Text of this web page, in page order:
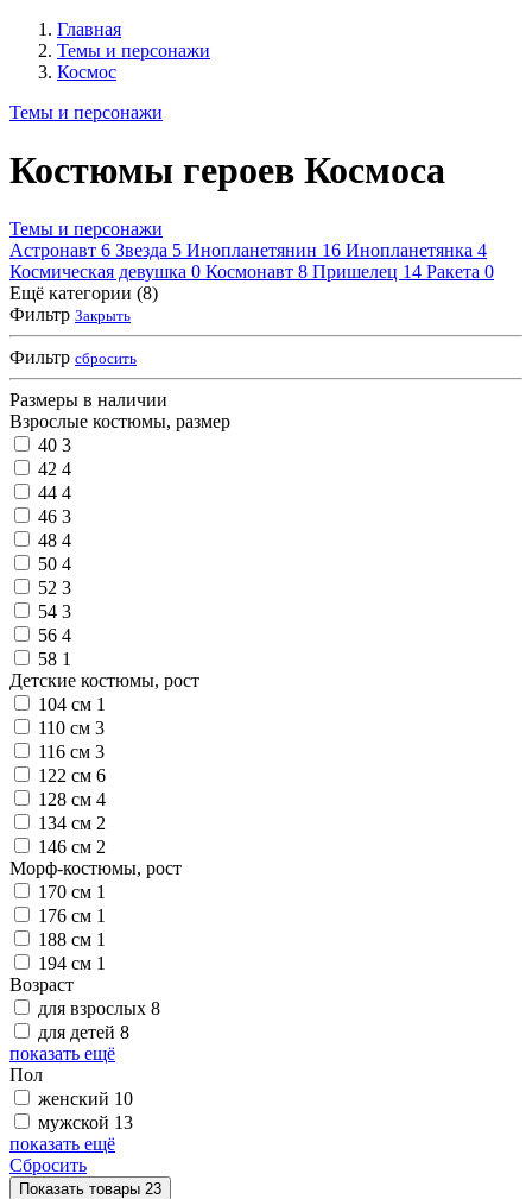
Главная
Темы и персонажи
Космос
Темы и персонажи
Костюмы героев Космоса
Темы и персонажи
Астронавт 6 Звезда 5 Инопланетянин 16 Инопланетянка 4
Космическая девушка 0 Космонавт 8 Пришелец 14 Ракета 0
Ещё категории (8)
Фильтр Закрыть
Фильтр сбросить
Размеры в наличии
Взрослые костюмы, размер
40 3
42 4
44 4
46 3
48 4
50 4
52 3
54 3
56 4
58 1
Детские костюмы, рост
104 см 1
110 см 3
116 см 3
122 см 6
128 см 4
134 см 2
146 см 2
Морф-костюмы, рост
170 см 1
176 см 1
188 см 1
194 см 1
Возраст
для взрослых 8
для детей 8
показать ещё
Пол
женский 10
мужской 13
показать ещё
Сбросить
Показать товары 23